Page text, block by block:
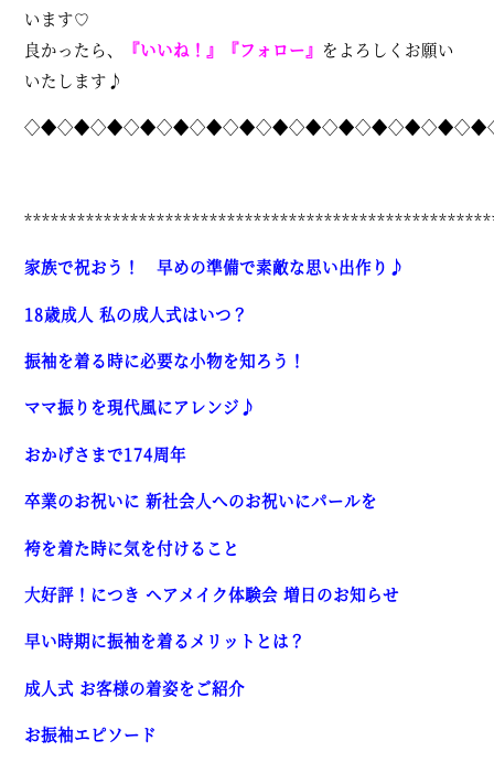
います♡
良かったら、
『いいね！』『フォロー』 をよろしくお願い
いたします♪
家族で祝おう！ 早めの準備で素敵な思い出作り♪
18歳成人 私の成人式はいつ？
振袖を着る時に必要な小物を知ろう！
ママ振りを現代風にアレンジ♪
おかげさまで174周年
卒業のお祝いに 新社会人へのお祝いにパールを
袴を着た時に気を付けること
大好評！につき ヘアメイク体験会 増日のお知らせ
早い時期に振袖を着るメリットとは？
成人式 お客様の着姿をご紹介
お振袖エピソード